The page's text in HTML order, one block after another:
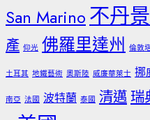
San Marino 不丹
產 仰光 佛羅里達州 倫敦
土耳其 地鐵藝術 奧斯陸 威廉華萊士 挪
南亞 法國 波特蘭 泰國 清邁 瑞